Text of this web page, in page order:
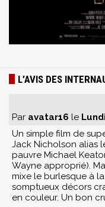
L’AVIS DES
Par avatar16 le
Un simple film de
Jack Nicholson alias
pauvre Michael
Wayne approprié).
mixe le burlesque à
somptueux décors
en couleur. Un bon